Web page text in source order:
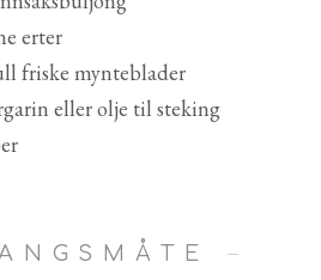
erter
friske mynteblader
eller olje til steking